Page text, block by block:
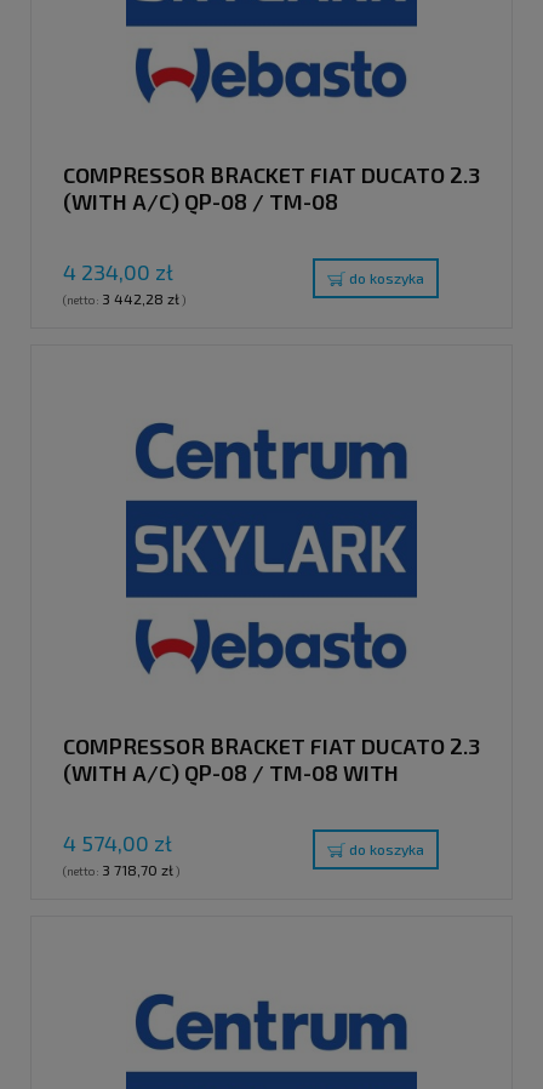
COMPRESSOR BRACKET FIAT DUCATO 2.3
(WITH A/C) QP-08 / TM-08
4 234,00 zł
(netto: 3 442,28 zł)
do koszyka
COMPRESSOR BRACKET FIAT DUCATO 2.3
(WITH A/C) QP-08 / TM-08 WITH
4 574,00 zł
(netto: 3 718,70 zł)
do koszyka